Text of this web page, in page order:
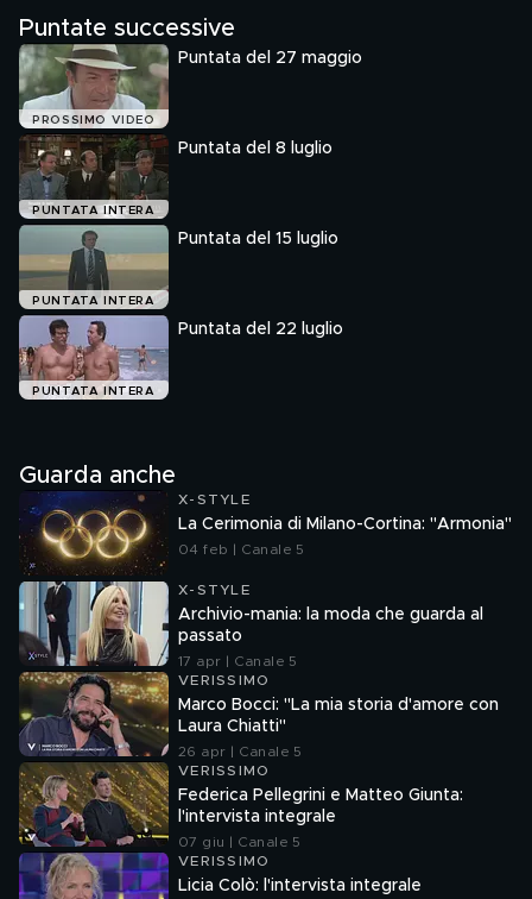
Puntate successive
PROSSIMO VIDEO
Puntata del 27 maggio
PUNTATA INTERA
Puntata del 8 luglio
PUNTATA INTERA
Puntata del 15 luglio
PUNTATA INTERA
Puntata del 22 luglio
Guarda anche
X-STYLE
La Cerimonia di Milano-Cortina: "Armonia"
04 feb | Canale 5
X-STYLE
Archivio-mania: la moda che guarda al
passato
17 apr | Canale 5
VERISSIMO
Marco Bocci: "La mia storia d'amore con
Laura Chiatti"
26 apr | Canale 5
VERISSIMO
Federica Pellegrini e Matteo Giunta:
l'intervista integrale
07 giu | Canale 5
VERISSIMO
Licia Colò: l'intervista integrale